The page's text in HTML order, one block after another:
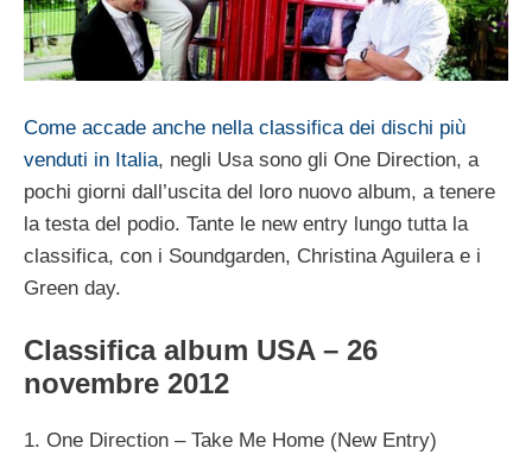
Come accade anche nella classifica dei dischi più
venduti in Italia, negli Usa sono gli One Direction, a
pochi giorni dall’uscita del loro nuovo album, a tenere
la testa del podio. Tante le new entry lungo tutta la
classifica, con i Soundgarden, Christina Aguilera e i
Green day.
Classifica album USA – 26
novembre 2012
1. One Direction – Take Me Home (New Entry)